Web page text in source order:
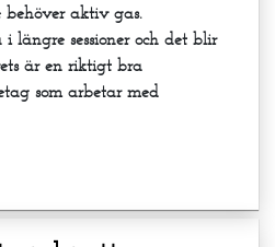
behöver aktiv gas.
längre sessioner och det blir
är en riktigt bra
som arbetar med